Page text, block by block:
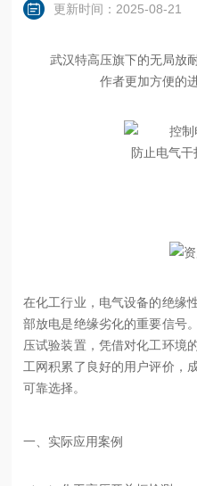
更新时间：2025-08-21
武汉特高压旗下的无局放
作者更加方便的
在化工行业，电气设备的绝缘
部放电是绝缘劣化的重要信号
压试验装置，凭借对化工环境
工网积累了良好的用户评价，
可靠选择。
一、实际应用案例